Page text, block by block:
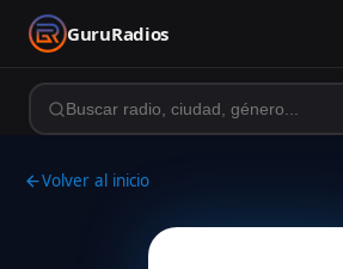
GuruRadios
Volver al inicio